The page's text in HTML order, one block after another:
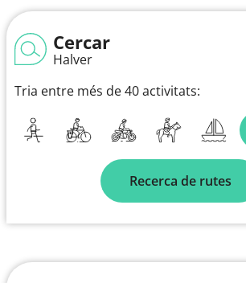
Cercar
Halver
Tria entre més de 40 activitats:
Recerca de rutes